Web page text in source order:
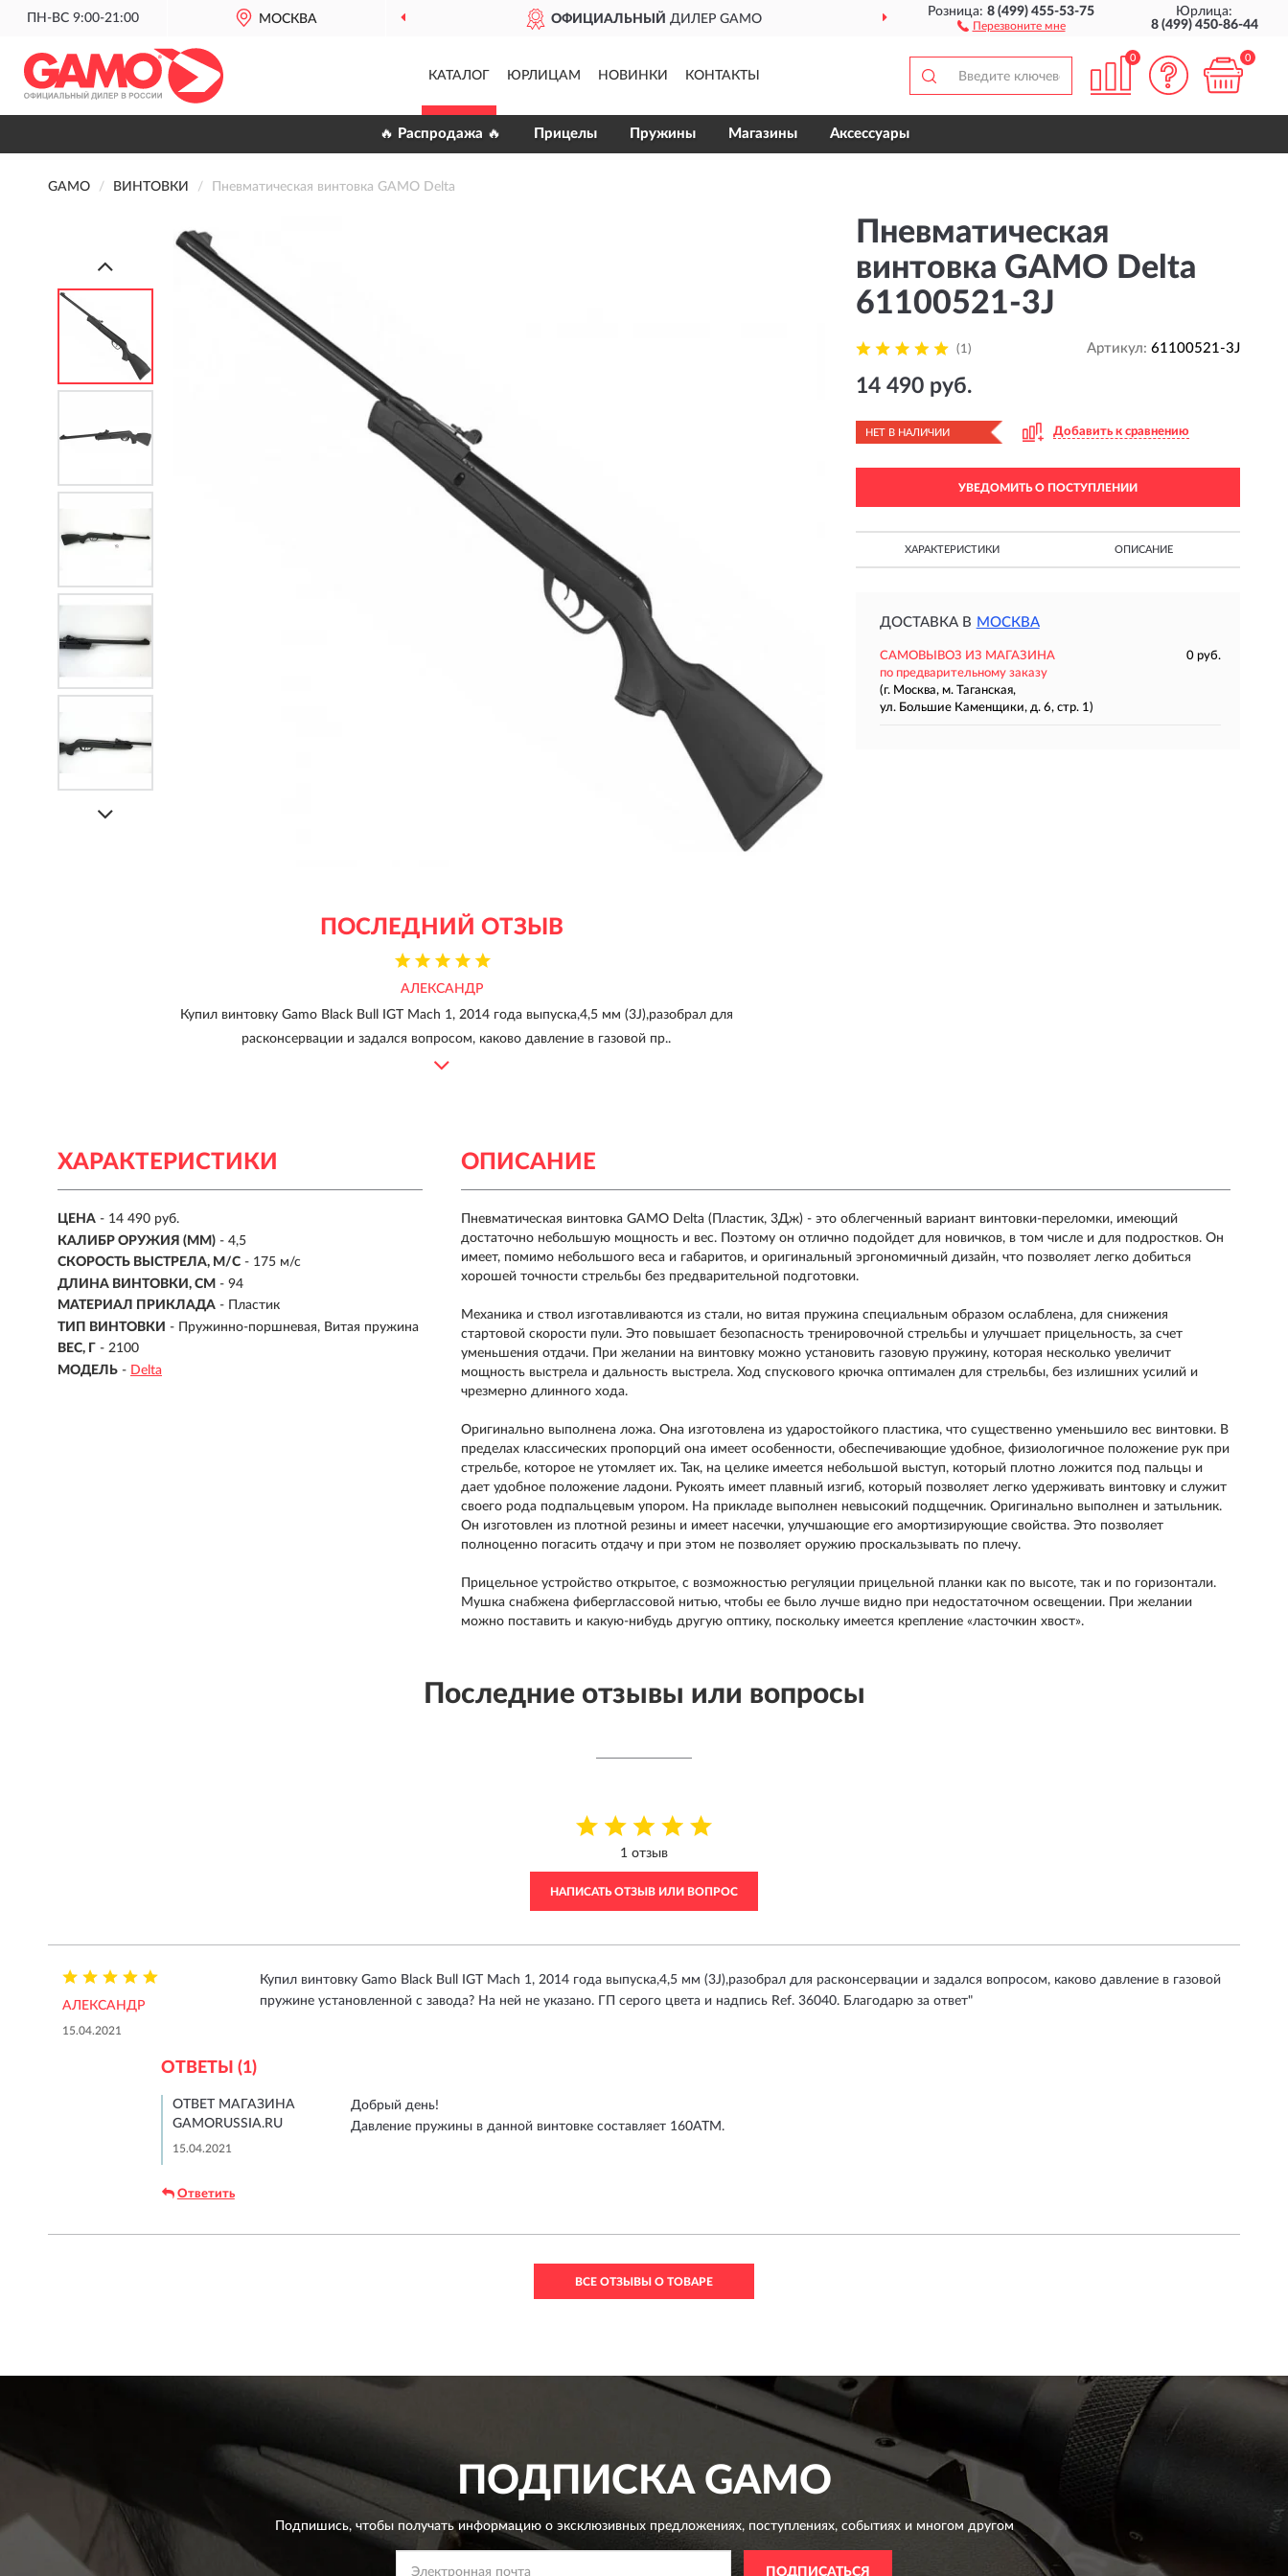
ПН-ВС 9:00-21:00 МОСКВА ОФИЦИАЛЬНЫЙ ДИЛЕР GAMO ДОСТАВИМ ПО ВСЕЙ РОССИИ
Розница:8 (499) 455-53-75
Перезвоните мне
Юрлица:
8 (499) 450-86-44
КАТАЛОГ ЮРЛИЦАМ НОВИНКИ КОНТАКТЫ
0 0
🔥 Распродажа 🔥 Прицелы Пружины Магазины Аксессуары
GAMO ВИНТОВКИ Пневматическая винтовка GAMO Delta
ПОСЛЕДНИЙ ОТЗЫВ
АЛЕКСАНДР
Купил винтовку Gamo Black Bull IGT Mach 1, 2014 года выпуска,4,5 мм (3J),разобрал для
расконсервации и задался вопросом, каково давление в газовой пр..
Пневматическая
винтовка GAMO Delta
61100521-3J
(1) Артикул: 61100521-3J
14 490 руб.
НЕТ В НАЛИЧИИ Добавить к сравнению
УВЕДОМИТЬ О ПОСТУПЛЕНИИ
ХАРАКТЕРИСТИКИ ОПИСАНИЕ
ДОСТАВКА В МОСКВА
САМОВЫВОЗ ИЗ МАГАЗИНА
0 руб.
по предварительному заказу
(г. Москва, м. Таганская,
ул. Большие Каменщики, д. 6, стр. 1)
ХАРАКТЕРИСТИКИ
ЦЕНА - 14 490 руб.
КАЛИБР ОРУЖИЯ (ММ) - 4,5
СКОРОСТЬ ВЫСТРЕЛА, М/С - 175 м/с
ДЛИНА ВИНТОВКИ, СМ - 94
МАТЕРИАЛ ПРИКЛАДА - Пластик
ТИП ВИНТОВКИ - Пружинно-поршневая, Витая пружина
ВЕС, Г - 2100
МОДЕЛЬ - Delta
ОПИСАНИЕ
Пневматическая винтовка GAMO Delta (Пластик, 3Дж) - это облегченный вариант винтовки-переломки, имеющий
достаточно небольшую мощность и вес. Поэтому он отлично подойдет для новичков, в том числе и для подростков. Он
имеет, помимо небольшого веса и габаритов, и оригинальный эргономичный дизайн, что позволяет легко добиться
хорошей точности стрельбы без предварительной подготовки.
Механика и ствол изготавливаются из стали, но витая пружина специальным образом ослаблена, для снижения
стартовой скорости пули. Это повышает безопасность тренировочной стрельбы и улучшает прицельность, за счет
уменьшения отдачи. При желании на винтовку можно установить газовую пружину, которая несколько увеличит
мощность выстрела и дальность выстрела. Ход спускового крючка оптимален для стрельбы, без излишних усилий и
чрезмерно длинного хода.
Оригинально выполнена ложа. Она изготовлена из ударостойкого пластика, что существенно уменьшило вес винтовки. В
пределах классических пропорций она имеет особенности, обеспечивающие удобное, физиологичное положение рук при
стрельбе, которое не утомляет их. Так, на целике имеется небольшой выступ, который плотно ложится под пальцы и
дает удобное положение ладони. Рукоять имеет плавный изгиб, который позволяет легко удерживать винтовку и служит
своего рода подпальцевым упором. На прикладе выполнен невысокий подщечник. Оригинально выполнен и затыльник.
Он изготовлен из плотной резины и имеет насечки, улучшающие его амортизирующие свойства. Это позволяет
полноценно погасить отдачу и при этом не позволяет оружию проскальзывать по плечу.
Прицельное устройство открытое, с возможностью регуляции прицельной планки как по высоте, так и по горизонтали.
Мушка снабжена фиберглассовой нитью, чтобы ее было лучше видно при недостаточном освещении. При желании
можно поставить и какую-нибудь другую оптику, поскольку имеется крепление «ласточкин хвост».
Последние отзывы или вопросы
1 отзыв
НАПИСАТЬ ОТЗЫВ ИЛИ ВОПРОС
АЛЕКСАНДР
15.04.2021
Купил винтовку Gamo Black Bull IGT Mach 1, 2014 года выпуска,4,5 мм (3J),разобрал для расконсервации и задался вопросом, каково давление в газовой
пружине установленной с завода? На ней не указано. ГП серого цвета и надпись Ref. 36040. Благодарю за ответ"
ОТВЕТЫ (1)
ОТВЕТ МАГАЗИНА
GAMORUSSIA.RU
15.04.2021
Добрый день!
Давление пружины в данной винтовке составляет 160АТМ.
Ответить
ВСЕ ОТЗЫВЫ О ТОВАРЕ
ПОДПИСКАGAMO
Подпишись, чтобы получать информацию о эксклюзивных предложениях,поступлениях, событиях и многом другом
ПОДПИСАТЬСЯ